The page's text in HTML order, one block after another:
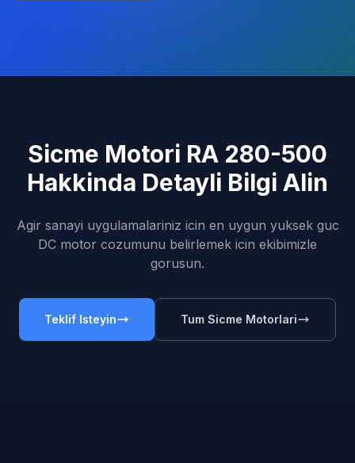
Sicme Motori RA 280-500
Hakkinda Detayli Bilgi Alin
Agir sanayi uygulamalariniz icin en uygun yuksek guc
DC motor cozumunu belirlemek icin ekibimizle
gorusun.
Teklif Isteyin Tum Sicme Motorlari